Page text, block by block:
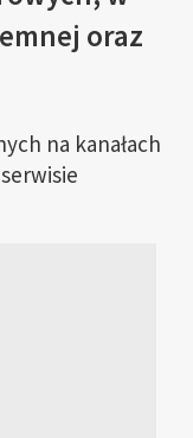
oraz
na kanałach